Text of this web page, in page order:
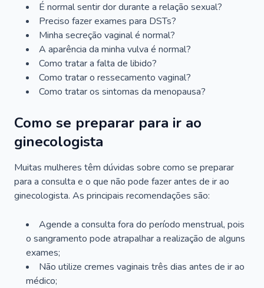
É normal sentir dor durante a relação sexual?
Preciso fazer exames para DSTs?
Minha secreção vaginal é normal?
A aparência da minha vulva é normal?
Como tratar a falta de libido?
Como tratar o ressecamento vaginal?
Como tratar os sintomas da menopausa?
Como se preparar para ir ao
ginecologista
Muitas mulheres têm dúvidas sobre como se preparar
para a consulta e o que não pode fazer antes de ir ao
ginecologista. As principais recomendações são:
Agende a consulta fora do período menstrual, pois
o sangramento pode atrapalhar a realização de alguns
exames;
Não utilize cremes vaginais três dias antes de ir ao
médico;